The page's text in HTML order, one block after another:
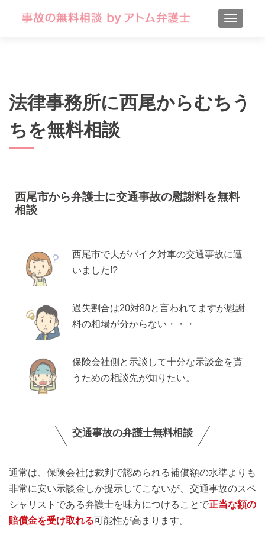
法律事務所に西尾からむちう
ちを無料相談
西尾市から弁護士に交通事故の慰謝料を無料
相談
西尾市で夫がバイク対車の交通事故に遭
いました!?
過失割合は20対80と言われてますが慰謝
料の相場が分からない・・・
保険会社側と示談して十分な示談金を貰
うための相談先が知りたい。
交通事故の弁護士無料相談
通常は、保険会社は裁判で認められる補償額の水準よりも
非常に安い示談金しか提示してこないが、交通事故のスペ
シャリストである弁護士を味方につけることで正当な額の
賠償金を受け取れる可能性が高まります。